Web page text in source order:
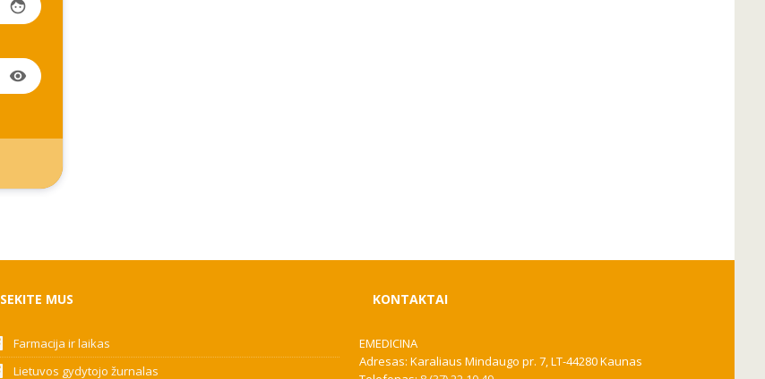
face
visibility
SEKITE MUS
Farmacija ir laikas
Lietuvos gydytojo žurnalas
KONTAKTAI
EMEDICINA
Adresas: Karaliaus Mindaugo pr. 7, LT-44280 Kaunas